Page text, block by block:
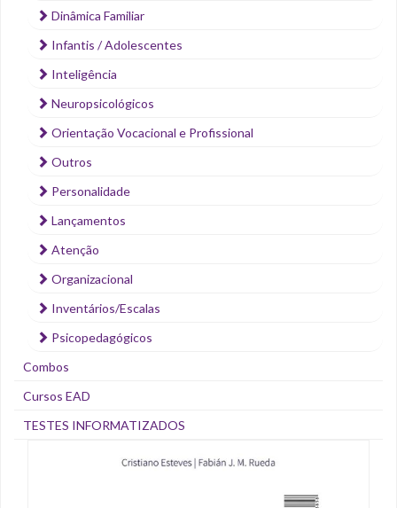
Dinâmica Familiar
Infantis / Adolescentes
Inteligência
Neuropsicológicos
Orientação Vocacional e Profissional
Outros
Personalidade
Lançamentos
Atenção
Organizacional
Inventários/Escalas
Psicopedagógicos
Combos
Cursos EAD
TESTES INFORMATIZADOS